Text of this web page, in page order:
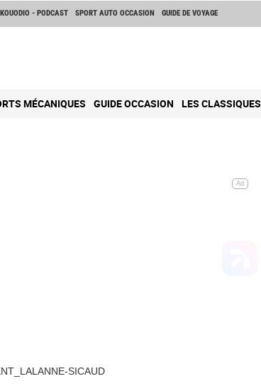
- PODCAST SPORT AUTO OCCASION GUIDE DE VOYAGE
MÉCANIQUES GUIDE OCCASION LES CLASSIQUES
Ad
SICAUD